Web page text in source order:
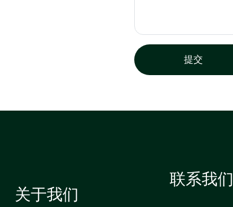
提交
关于我们
联系我们